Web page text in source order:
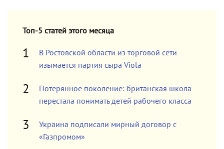
Топ-5 статей этого месяца
В Ростовской области из торговой сети
изымается партия сыра Viola
Потерянное поколение: британская школа
перестала понимать детей рабочего класса
Украина подписали мирный договор с
«Газпромом»